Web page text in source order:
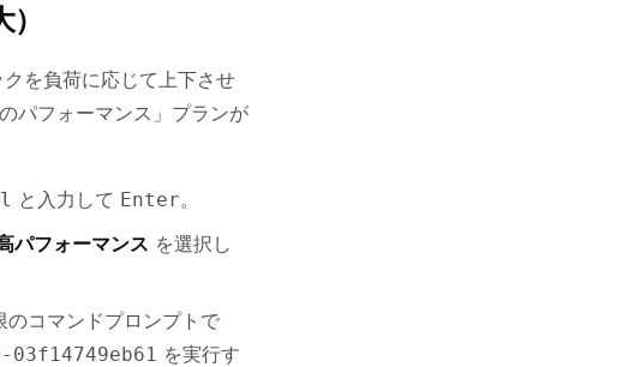
を負荷に応じて上下させ
パフォーマンス」プランが
と入力して Enter。
パフォーマンス を選択し
のコマンドプロンプトで
を実行す